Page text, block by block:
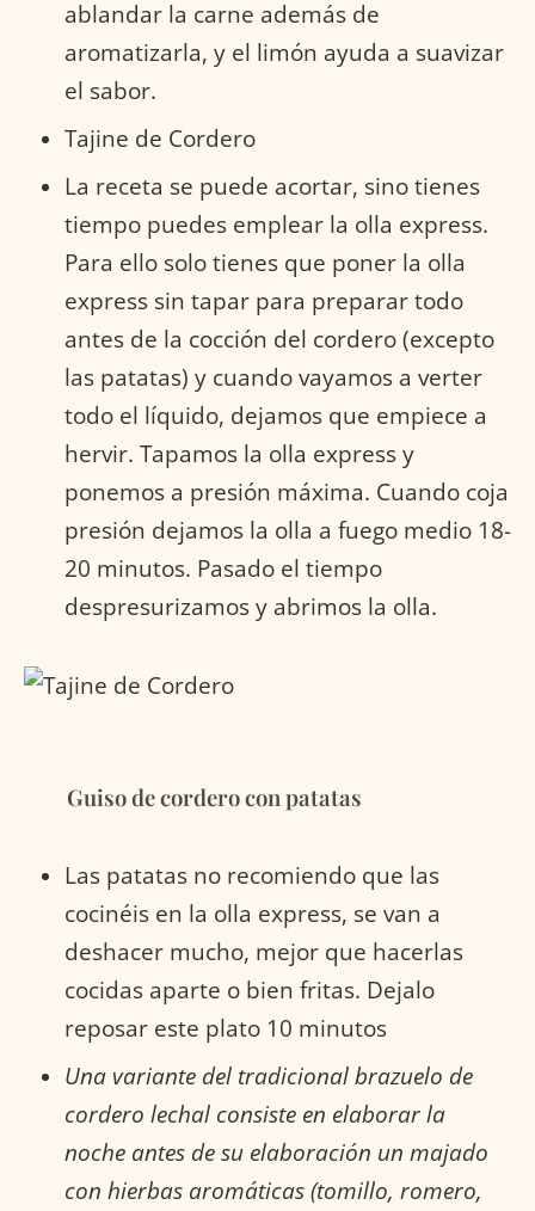
ablandar la carne además de
aromatizarla, y el limón ayuda a suavizar
el sabor.
Tajine de Cordero
La receta se puede acortar, sino tienes
tiempo puedes emplear la olla express.
Para ello solo tienes que poner la olla
express sin tapar para preparar todo
antes de la cocción del cordero (excepto
las patatas) y cuando vayamos a verter
todo el líquido, dejamos que empiece a
hervir. Tapamos la olla express y
ponemos a presión máxima. Cuando coja
presión dejamos la olla a fuego medio 18-
20 minutos. Pasado el tiempo
despresurizamos y abrimos la olla.
Guiso de cordero con patatas
Las patatas no recomiendo que las
cocinéis en la olla express, se van a
deshacer mucho, mejor que hacerlas
cocidas aparte o bien fritas. Dejalo
reposar este plato 10 minutos
Una variante del tradicional brazuelo de
cordero lechal consiste en elaborar la
noche antes de su elaboración un majado
con hierbas aromáticas (tomillo, romero,